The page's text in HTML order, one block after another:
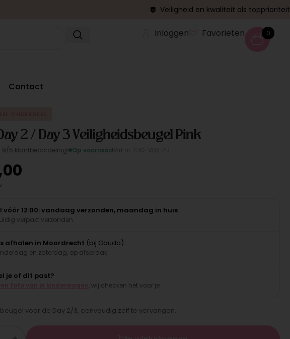
Veiligheid en kwaliteit als topprioriteit
Inloggen Favorieten 0
Contact
2 / Day 3 Veiligheidsbeugel Pink
5 klantbeoordeling Op voorraad
vóór 12:00: vandaag verzonden, maandag in huis
verpakt verzonden
afhalen in Moordrecht (bij Gouda)
en zaterdag, op afspraak
je of dit past?
, wij checken het voor je
voor de Day 2/3, eenvoudig zelf te vervangen.